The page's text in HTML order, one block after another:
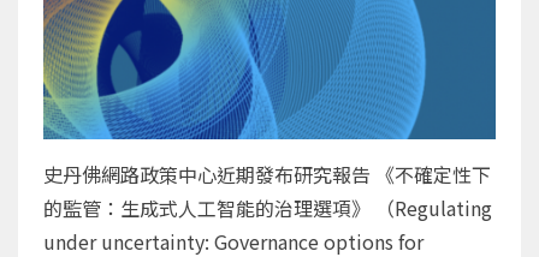
史丹佛網路政策中心近期發布研究報告 《不確定性下
的監管：生成式人工智能的治理選項》 （Regulating
under uncertainty: Governance options for